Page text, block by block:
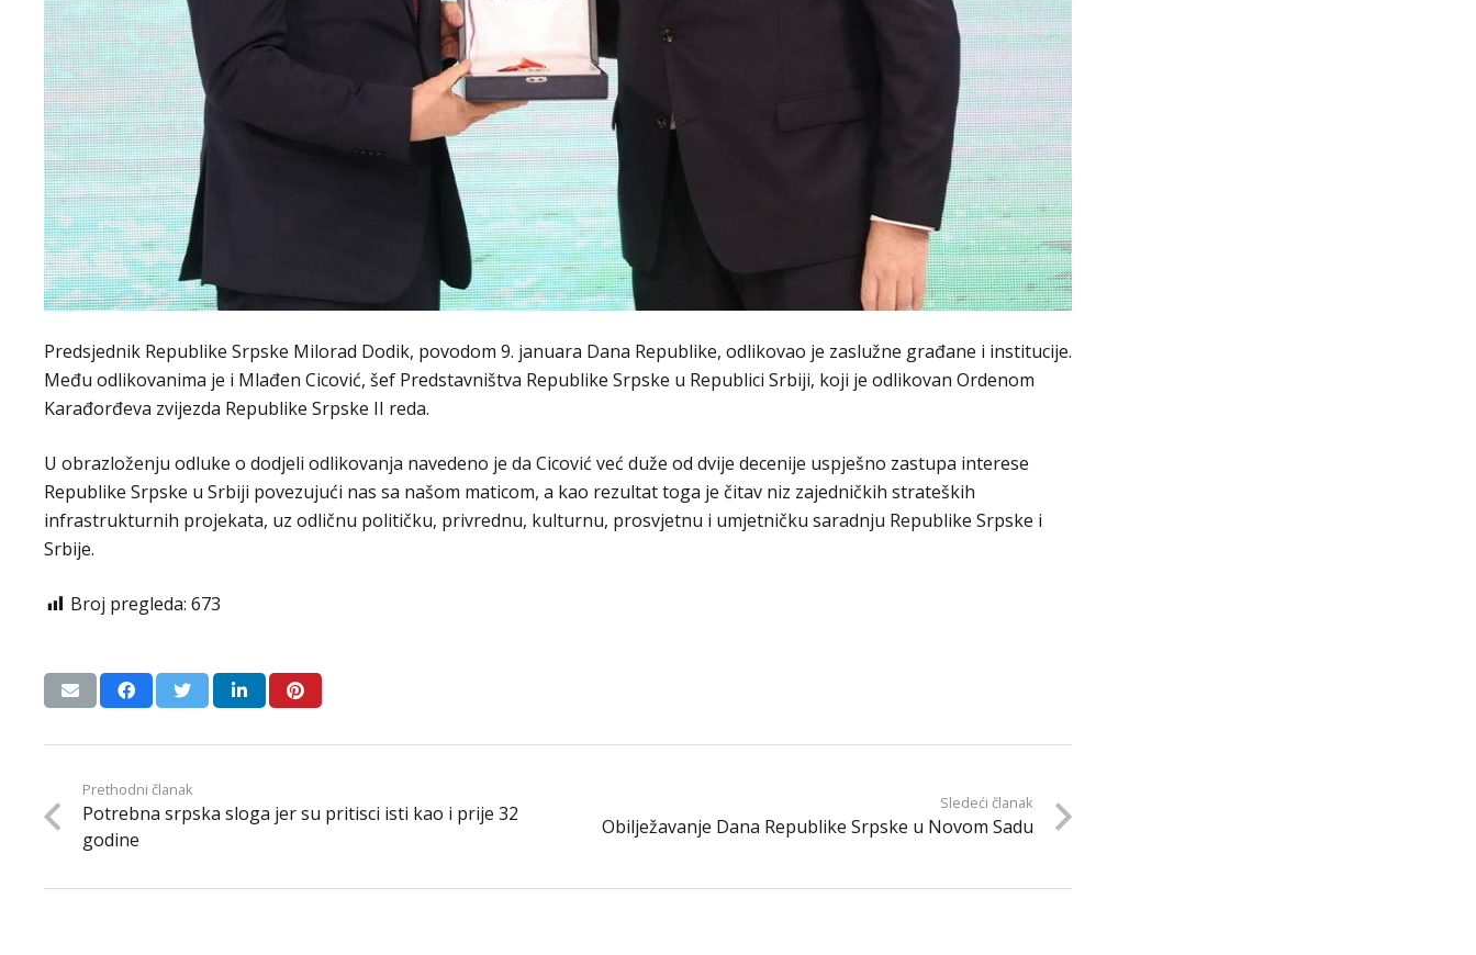
Predsjednik Republike Srpske Milorad Dodik, povodom 9. januara Dana Republike, odlikovao je zaslužne građane i institucije.
Među odlikovanima je i Mlađen Cicović, šef Predstavništva Republike Srpske u Republici Srbiji, koji je odlikovan Ordenom
Karađorđeva zvijezda Republike Srpske II reda.
U obrazloženju odluke o dodjeli odlikovanja navedeno je da Cicović već duže od dvije decenije uspješno zastupa interese
Republike Srpske u Srbiji povezujući nas sa našom maticom, a kao rezultat toga je čitav niz zajedničkih strateških
infrastrukturnih projekata, uz odličnu političku, privrednu, kulturnu, prosvjetnu i umjetničku saradnju Republike Srpske i
Srbije.
Broj pregleda: 673
Prethodni članak
Potrebna srpska sloga jer su pritisci isti kao i prije 32
godine
Sledeći članak
Obilježavanje Dana Republike Srpske u Novom Sadu